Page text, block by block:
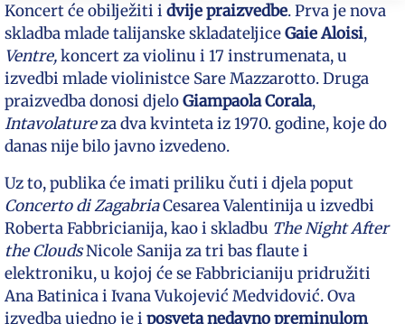
Koncert će obilježiti i dvije praizvedbe. Prva je nova
skladba mlade talijanske skladateljiceGaie Aloisi,
Ventre,koncert za violinu i 17 instrumenata, u
izvedbi mlade violinistce Sare Mazzarotto. Druga
praizvedba donosi djeloGiampaola Corala,
Intavolatureza dva kvinteta iz 1970. godine, koje do
danas nije bilo javno izvedeno.
Uz to, publika će imati priliku čuti i djela poput
Concerto di ZagabriaCesarea Valentinija u izvedbi
Roberta Fabbricianija, kao i skladbu The Night After
the CloudsNicole Sanija za tri bas flaute i
elektroniku, u kojoj će se Fabbricianiju pridružiti
Ana Batinica i Ivana Vukojević Medvidović. Ova
izvedba ujedno je i posveta nedavno preminulom